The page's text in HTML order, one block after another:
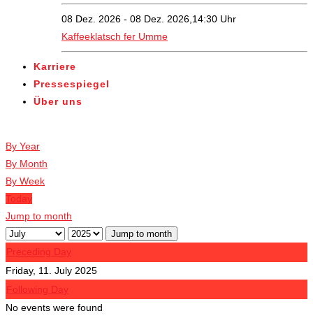
08 Dez. 2026 - 08 Dez. 2026,14:30 Uhr
Kaffeeklatsch fer Umme
Karriere
Pressespiegel
Über uns
By Year
By Month
By Week
Today
Jump to month
Jump to month
Preceding Day
Friday, 11. July 2025
Following Day
No events were found